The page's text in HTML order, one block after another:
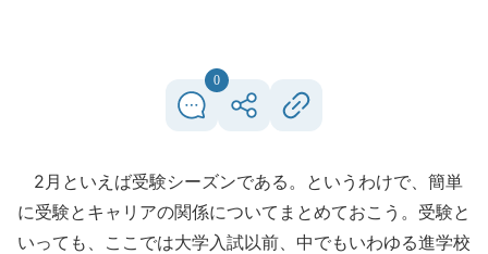
0
2月といえば受験シーズンである。というわけで、簡単
に受験とキャリアの関係についてまとめておこう。受験と
いっても、ここでは大学入試以前、中でもいわゆる進学校